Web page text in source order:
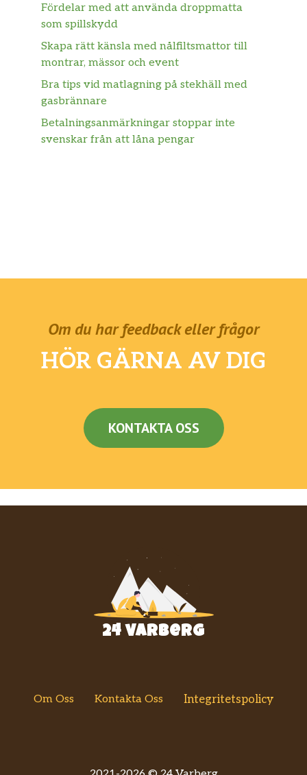
Fördelar med att använda droppmatta
som spillskydd
Skapa rätt känsla med nålfiltsmattor till
montrar, mässor och event
Bra tips vid matlagning på stekhäll med
gasbrännare
Betalningsanmärkningar stoppar inte
svenskar från att låna pengar
Om du har feedback eller frågor
HÖR GÄRNA AV DIG
KONTAKTA OSS
24 varberg
Om Oss Kontakta Oss Integritetspolicy